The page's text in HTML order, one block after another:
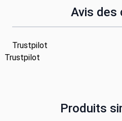
Avis des
Trustpilot
Trustpilot
Produits